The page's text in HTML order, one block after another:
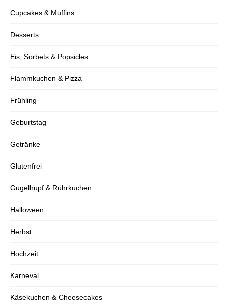
Cupcakes & Muffins
Desserts
Eis, Sorbets & Popsicles
Flammkuchen & Pizza
Frühling
Geburtstag
Getränke
Glutenfrei
Gugelhupf & Rührkuchen
Halloween
Herbst
Hochzeit
Karneval
Käsekuchen & Cheesecakes